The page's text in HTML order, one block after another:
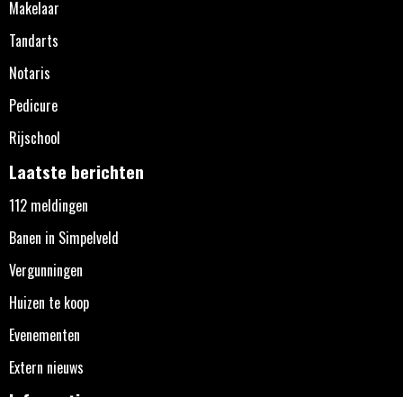
Makelaar
Tandarts
Notaris
Pedicure
Rijschool
Laatste berichten
112 meldingen
Banen in Simpelveld
Vergunningen
Huizen te koop
Evenementen
Extern nieuws